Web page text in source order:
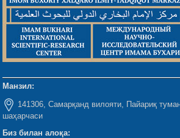
Манзил:
141306, Самарқанд вилояти, Пайариқ
шаҳарчаси
Биз билан алоқа: